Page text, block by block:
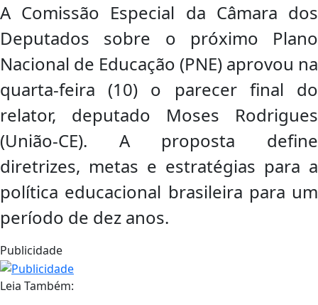
A Comissão Especial da Câmara dos
Deputados sobre o próximo Plano
Nacional de Educação (PNE) aprovou na
quarta-feira (10) o parecer final do
relator, deputado Moses Rodrigues
(União-CE). A proposta define
diretrizes, metas e estratégias para a
política educacional brasileira para um
período de dez anos.
Publicidade
Leia Também: